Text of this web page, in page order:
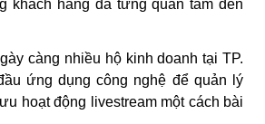
khách hàng đã từng quan tâm đến
càng nhiều hộ kinh doanh tại TP.
ứng dụng công nghệ để quản lý
hoạt động livestream một cách bài